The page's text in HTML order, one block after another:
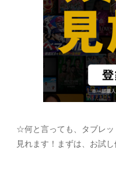
☆何と言っても、タブレッ
見れます！まずは、お試し